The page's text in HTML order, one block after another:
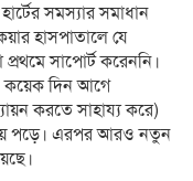
সমস্যার সমাধান
হাসপাতালে যে
সাপোর্ট করেননি।
কয়েক দিন আগে
করতে সাহায্য করে)
পড়ে। এরপর আরও নতুন